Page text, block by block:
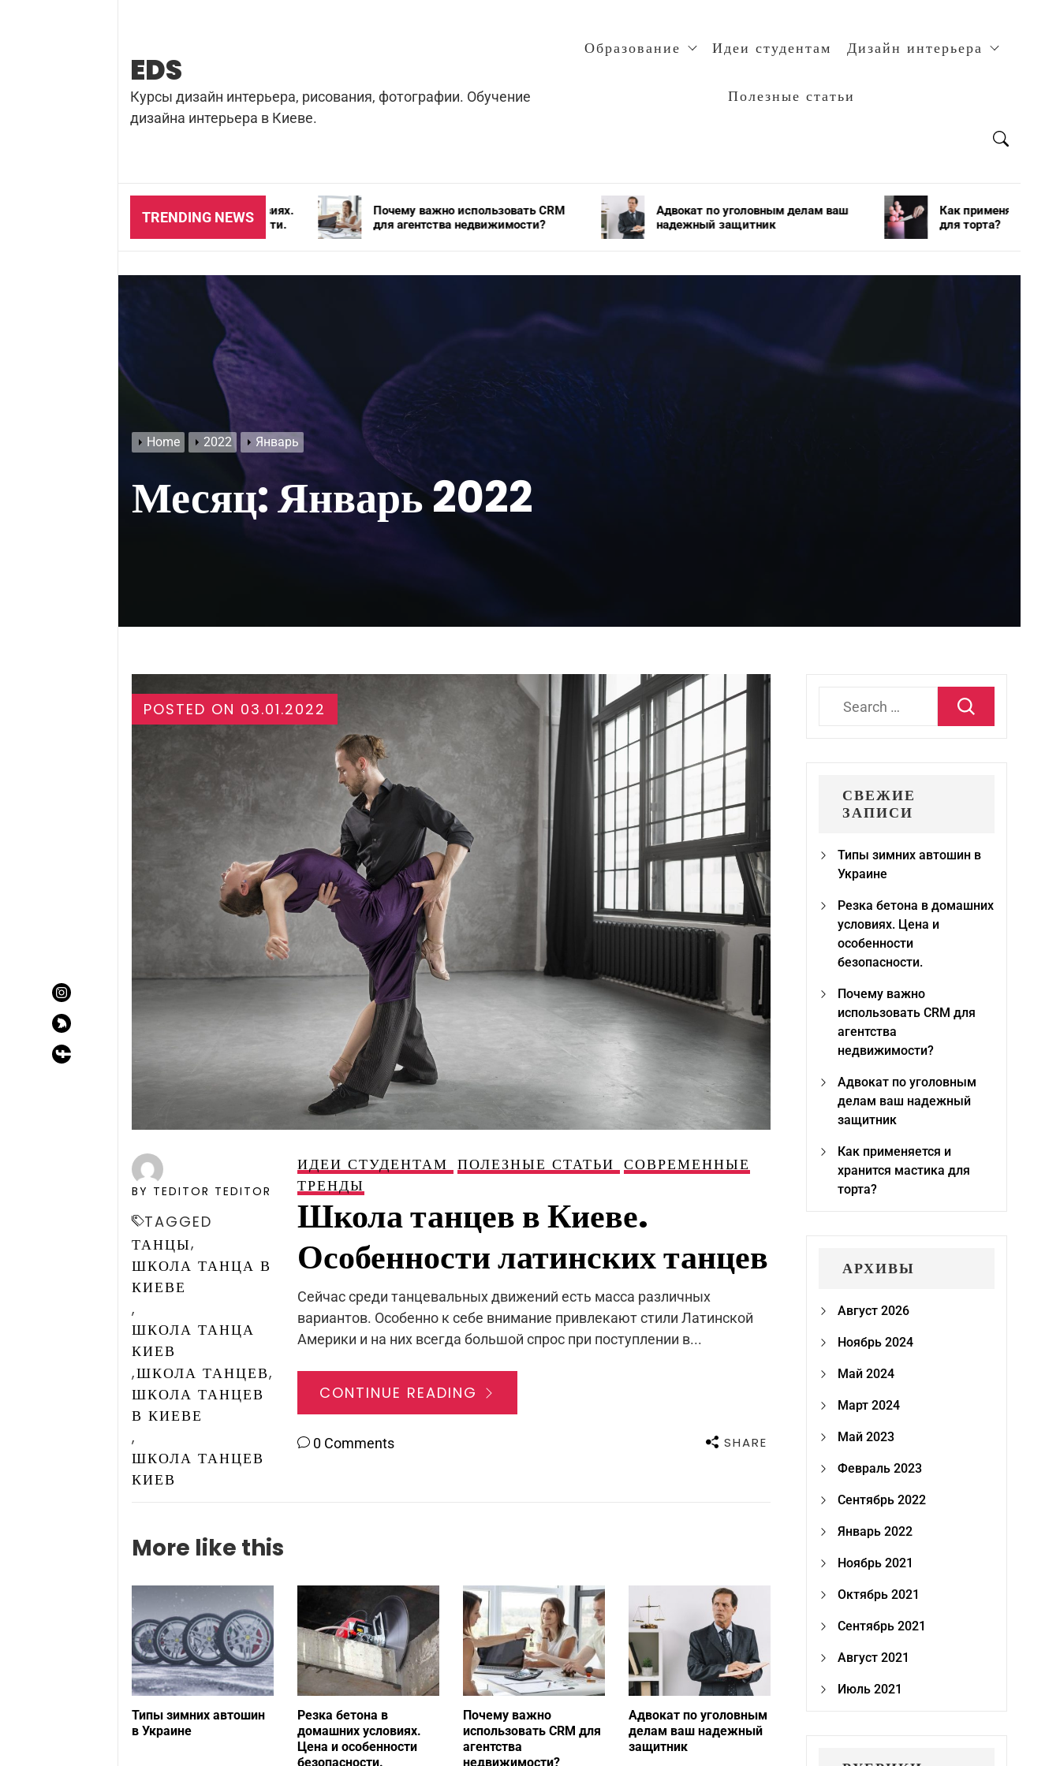
EDS
Курсы дизайн интерьера, рисования, фотографии. Обучение
дизайна интерьера в Киеве.
Образование Идеи студентам Дизайн интерьера
Полезные статьи
TRENDING NEWS
бетона в домашних условиях.
и особенности безопасности.
Почему важно использовать CRM
для агентства недвижимости?
Адвокат по уголовным делам ваш
надежный защитник
Как применяется и хранится мастика
для торта?
Home 2022 Январь
Месяц:Январь 2022
POSTED ON 03.01.2022
BY TEDITOR TEDITOR
TAGGED
ТАНЦЫ,
ШКОЛА ТАНЦА В
КИЕВЕ
,
ШКОЛА ТАНЦА
КИЕВ
,ШКОЛА ТАНЦЕВ,
ШКОЛА ТАНЦЕВ
В КИЕВЕ
,
ШКОЛА ТАНЦЕВ
КИЕВ
ИДЕИ СТУДЕНТАМ ПОЛЕЗНЫЕ СТАТЬИ СОВРЕМЕННЫЕ
ТРЕНДЫ
Школа танцев в Киеве.
Особенности латинских танцев
Сейчас среди танцевальных движений есть масса различных
вариантов. Особенно к себе внимание привлекают стили Латинской
Америки и на них всегда большой спрос при поступлении в...
CONTINUE READING
0 Comments SHARE
More like this
Типы зимних автошин
в Украине
Резка бетона в
домашних условиях.
Цена и особенности
безопасности.
Почему важно
использовать CRM для
агентства
недвижимости?
Адвокат по уголовным
делам ваш надежный
защитник
СВЕЖИЕ
ЗАПИСИ
Типы зимних автошин в
Украине
Резка бетона в домашних
условиях. Цена и
особенности
безопасности.
Почему важно
использовать CRM для
агентства
недвижимости?
Адвокат по уголовным
делам ваш надежный
защитник
Как применяется и
хранится мастика для
торта?
АРХИВЫ
Август 2026
Ноябрь 2024
Май 2024
Март 2024
Май 2023
Февраль 2023
Сентябрь 2022
Январь 2022
Ноябрь 2021
Октябрь 2021
Сентябрь 2021
Август 2021
Июль 2021